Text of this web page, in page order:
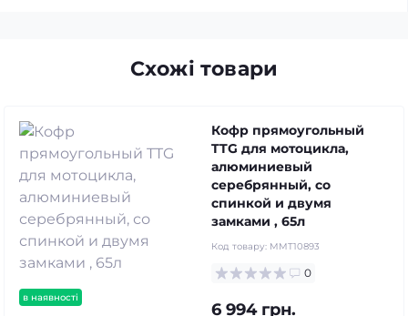
Схожі товари
в наявності
Кофр прямоугольный
TTG для мотоцикла,
алюминиевый
серебрянный, со
спинкой и двумя
замками , 65л
Код товару: MMT10893
0
6 994 грн.